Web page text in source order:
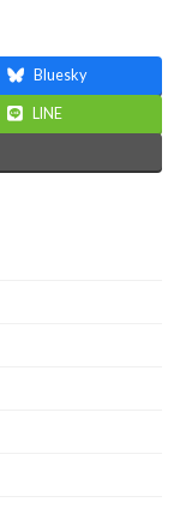
Bluesky
LINE